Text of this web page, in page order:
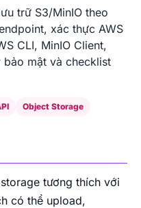
trữ S3/MinIO theo
xác thực AWS
CLI, MinIO Client,
bảo mật và checklist
Object Storage
tương thích với
có thể upload,